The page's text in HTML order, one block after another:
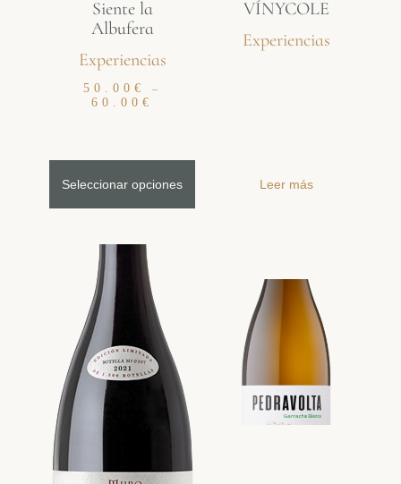
Siente la
Albufera
Experiencias
50.00 € –
60.00 €
Seleccionar opciones
VÍNYCOLE
Experiencias
Leer más